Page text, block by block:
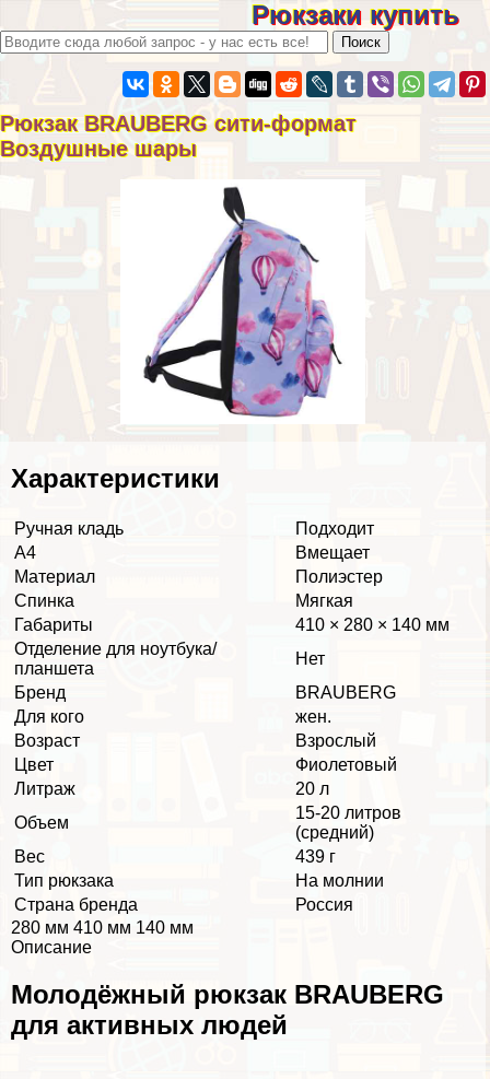
Рюкзаки купить
Рюкзак BRAUBERG сити-формат
Воздушные шары
Хаpaктеристики
Ручная кладь
Подходит
А4
Вмещает
Материал
Полиэстер
Спинка
Мягкая
Габариты
410 × 280 × 140 мм
Отделение для ноутбука/
планшета
Нет
Бренд
BRAUBERG
Для кого
жен.
Возраст
Взрослый
Цвет
Фиолетовый
Литраж
20 л
Объем
15-20 литров
(средний)
Вес
439 г
Тип рюкзака
На молнии
Страна бренда
Россия
280 мм 410 мм 140 мм
Описание
Молодёжный рюкзак BRAUBERG
для активных людей